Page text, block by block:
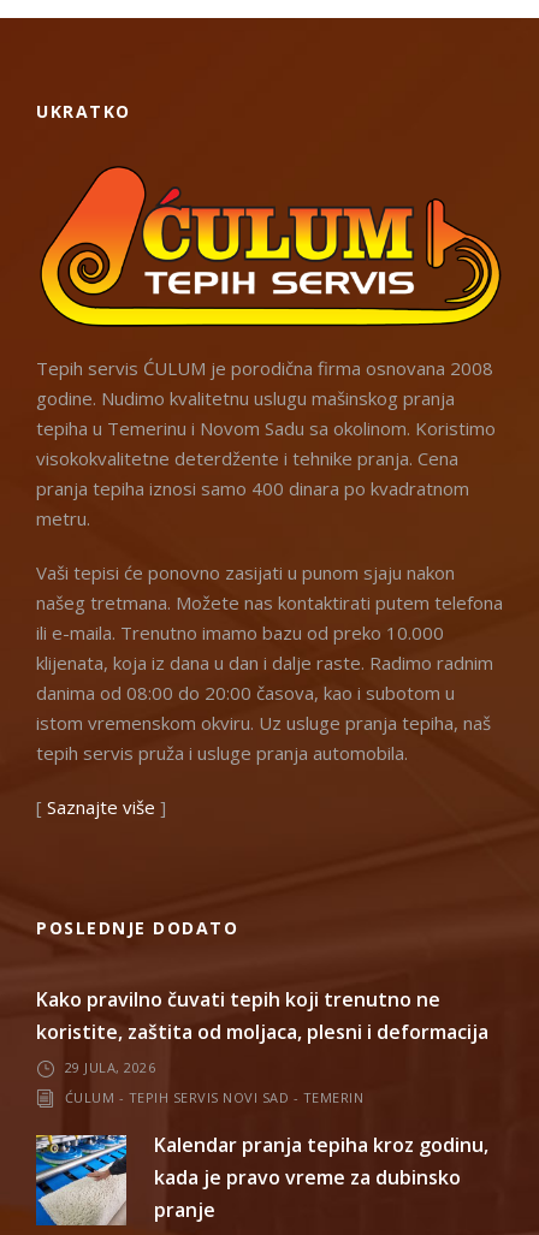
UKRATKO
Tepih servis ĆULUM je porodična firma osnovana 2008
godine. Nudimo kvalitetnu uslugu mašinskog pranja
tepiha u Temerinu i Novom Sadu sa okolinom. Koristimo
visokokvalitetne deterdžente i tehnike pranja. Cena
pranja tepiha iznosi samo 400 dinara po kvadratnom
metru.
Vaši tepisi će ponovno zasijati u punom sjaju nakon
našeg tretmana. Možete nas kontaktirati putem telefona
ili e-maila. Trenutno imamo bazu od preko 10.000
klijenata, koja iz dana u dan i dalje raste. Radimo radnim
danima od 08:00 do 20:00 časova, kao i subotom u
istom vremenskom okviru. Uz usluge pranja tepiha, naš
tepih servis pruža i usluge pranja automobila.
[ Saznajte više ]
POSLEDNJE DODATO
Kako pravilno čuvati tepih koji trenutno ne
koristite, zaštita od moljaca, plesni i deformacija
29 JULA, 2026
ĆULUM - TEPIH SERVIS NOVI SAD - TEMERIN
Kalendar pranja tepiha kroz godinu,
kada je pravo vreme za dubinsko
pranje